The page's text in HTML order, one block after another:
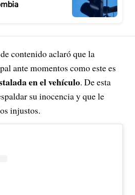
contenido aclaró que la
ante momentos como este es
en el vehículo. De esta
su inocencia y que le
injustos.